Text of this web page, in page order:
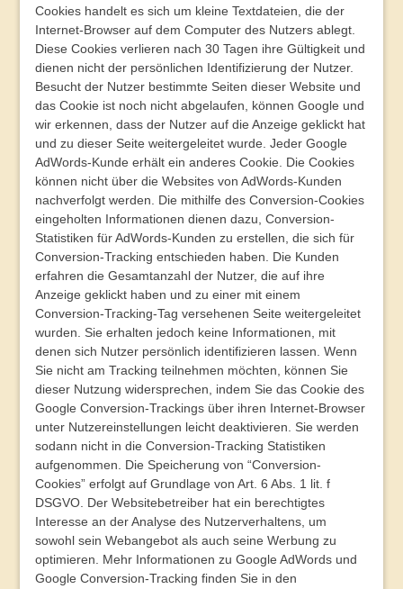
Cookies handelt es sich um kleine Textdateien, die der
Internet-Browser auf dem Computer des Nutzers ablegt.
Diese Cookies verlieren nach 30 Tagen ihre Gültigkeit und
dienen nicht der persönlichen Identifizierung der Nutzer.
Besucht der Nutzer bestimmte Seiten dieser Website und
das Cookie ist noch nicht abgelaufen, können Google und
wir erkennen, dass der Nutzer auf die Anzeige geklickt hat
und zu dieser Seite weitergeleitet wurde. Jeder Google
AdWords-Kunde erhält ein anderes Cookie. Die Cookies
können nicht über die Websites von AdWords-Kunden
nachverfolgt werden. Die mithilfe des Conversion-Cookies
eingeholten Informationen dienen dazu, Conversion-
Statistiken für AdWords-Kunden zu erstellen, die sich für
Conversion-Tracking entschieden haben. Die Kunden
erfahren die Gesamtanzahl der Nutzer, die auf ihre
Anzeige geklickt haben und zu einer mit einem
Conversion-Tracking-Tag versehenen Seite weitergeleitet
wurden. Sie erhalten jedoch keine Informationen, mit
denen sich Nutzer persönlich identifizieren lassen. Wenn
Sie nicht am Tracking teilnehmen möchten, können Sie
dieser Nutzung widersprechen, indem Sie das Cookie des
Google Conversion-Trackings über ihren Internet-Browser
unter Nutzereinstellungen leicht deaktivieren. Sie werden
sodann nicht in die Conversion-Tracking Statistiken
aufgenommen. Die Speicherung von “Conversion-
Cookies” erfolgt auf Grundlage von Art. 6 Abs. 1 lit. f
DSGVO. Der Websitebetreiber hat ein berechtigtes
Interesse an der Analyse des Nutzerverhaltens, um
sowohl sein Webangebot als auch seine Werbung zu
optimieren. Mehr Informationen zu Google AdWords und
Google Conversion-Tracking finden Sie in den